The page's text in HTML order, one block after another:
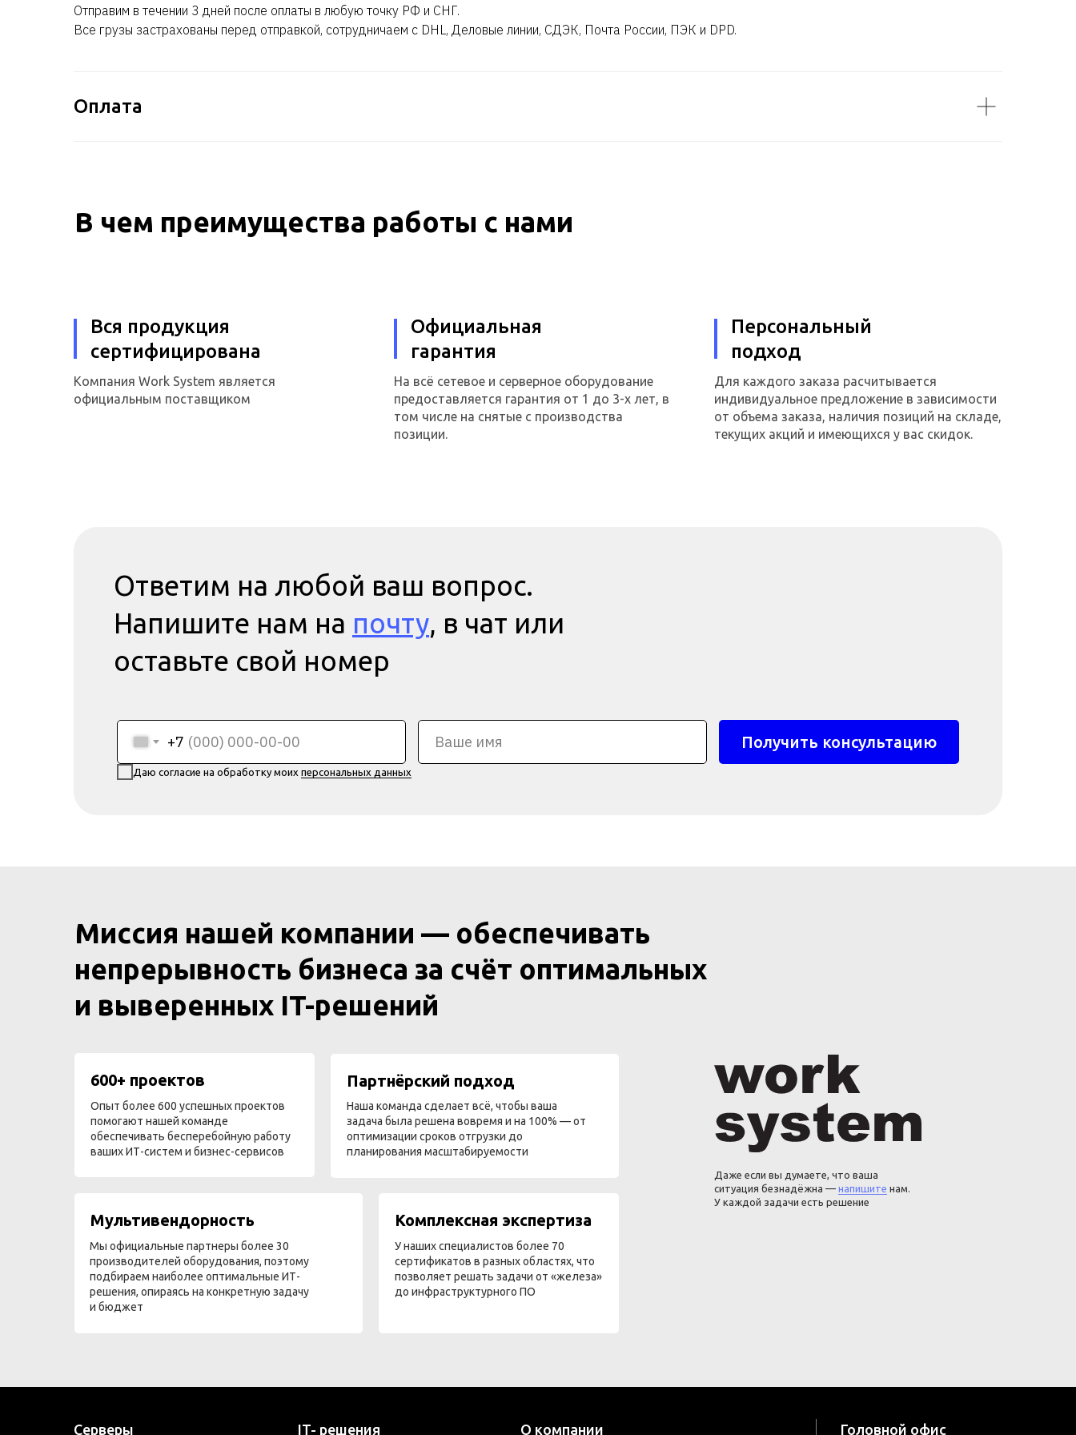
Отправим в течении 3 дней после оплаты в любую точку РФ и СНГ.
Все грузы застрахованы перед отправкой, сотрудничаем с DHL, Деловые линии, СДЭК, Почта России, ПЭК и DPD.
Оплата
В чем преимущества работы с нами
Вся продукция
сертифицирована
Компания Work System является
официальным поставщиком
Официальная
гарантия
На всё сетевое и серверное оборудование
предоставляется гарантия от 1 до 3-х лет, в
том числе на снятые с производства
позиции.
Персональный
подход
Для каждого заказа расчитывается
индивидуальное предложение в зависимости
от объема заказа, наличия позиций на складе,
текущих акций и имеющихся у вас скидок.
Ответим на любой ваш вопрос.
Напишите нам на почту, в чат или
оставьте свой номер
+7
Даю согласие на обработку моих персональных данных
Получить консультацию
Миссия нашей компании — обеспечивать
непрерывность бизнеса за счёт оптимальных
и выверенных IT-решений
600+ проектов
Опыт более 600 успешных проектов
помогают нашей команде
обеспечивать бесперебойную работу
ваших ИТ-систем и бизнес-сервисов
Мультивендорность
Мы официальные партнеры более 30
производителей оборудования, поэтому
подбираем наиболее оптимальные ИТ-
решения, опираясь на конкретную задачу
и бюджет
Комплексная экспертиза
У наших специалистов более 70
сертификатов в разных областях, что
позволяет решать задачи от «железа»
до инфраструктурного ПО
Партнёрский подход
Наша команда сделает всё, чтобы ваша
задача была решена вовремя и на 100% — от
оптимизации сроков отгрузки до
планирования масштабируемости
Даже если вы думаете, что ваша
ситуация безнадёжна — напишите нам.
У каждой задачи есть решение
Головной офис
Серверы О компании
IT- решения